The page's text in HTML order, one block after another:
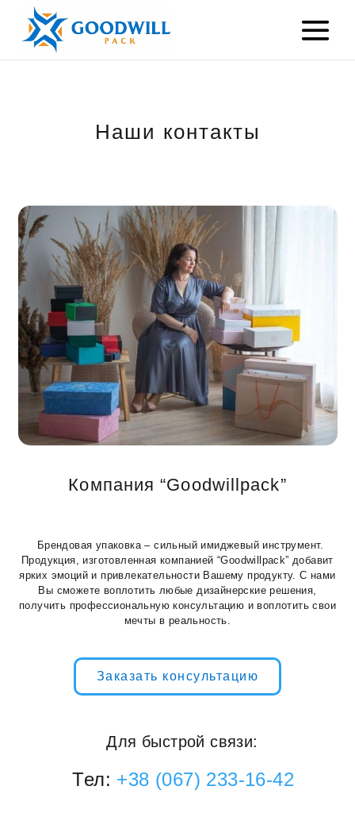
Наши контакты
Компания “Goodwillpack”
Брендовая упаковка – сильный имиджевый инструмент.
Продукция, изготовленная компанией “Goodwillpack” добавит
ярких эмоций и привлекательности Вашему продукту. С нами
Вы сможете воплотить любые дизайнерские решения,
получить профессиональную консультацию и воплотить свои
мечты в реальность.
Заказать консультацию
Для быстрой связи:
Тел: +38 (067) 233-16-42